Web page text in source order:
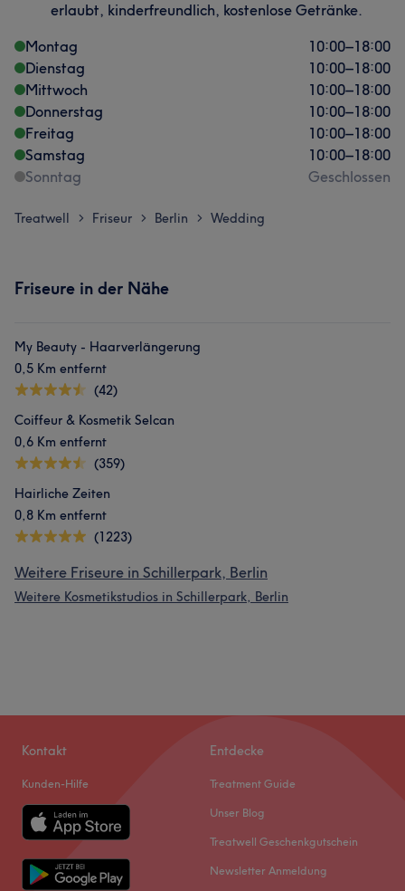
erlaubt, kinderfreundlich, kostenlose Getränke.
Montag
10:00–18:00
Dienstag
10:00–18:00
Mittwoch
10:00–18:00
Donnerstag
10:00–18:00
Freitag
10:00–18:00
Samstag
10:00–18:00
Sonntag
Geschlossen
Treatwell > Friseur > Berlin > Wedding
Friseure in der Nähe
My Beauty - Haarverlängerung
0,5 Km entfernt
(42)
Coiffeur & Kosmetik Selcan
0,6 Km entfernt
(359)
Hairliche Zeiten
0,8 Km entfernt
(1223)
Weitere Friseure in Schillerpark, Berlin
Weitere Kosmetikstudios in Schillerpark, Berlin
Kontakt
Kunden-Hilfe
Entdecke
Treatment Guide
Unser Blog
Treatwell Geschenkgutschein
Newsletter Anmeldung